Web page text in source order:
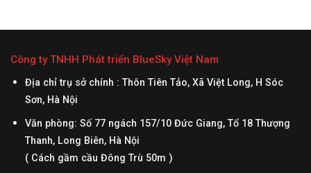
Công ty TNHH Phát triển BlueSky Việt Nam
Địa chỉ trụ sở chính : Thôn Tiên Tảo, Xã Việt Long, H Sóc
Sơn, Hà Nội
Văn phòng: Số 77 ngách 157/10 Đức Giang, Tổ 18 Thượng
Thanh, Long Biên, Hà Nội
( Cách gầm cầu Đông Trù 50m )